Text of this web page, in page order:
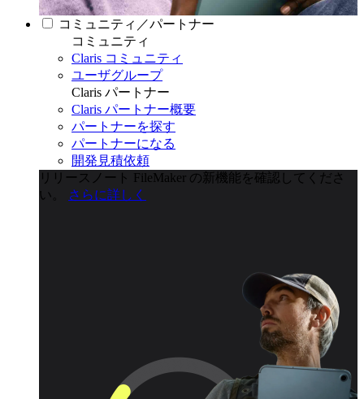
コミュニティ／パートナー
コミュニティ
Claris コミュニティ
ユーザグループ
Claris パートナー
Claris パートナー概要
パートナーを探す
パートナーになる
開発見積依頼
リリースノート
FileMaker の新機能を確認してくださ
い。
さらに詳しく